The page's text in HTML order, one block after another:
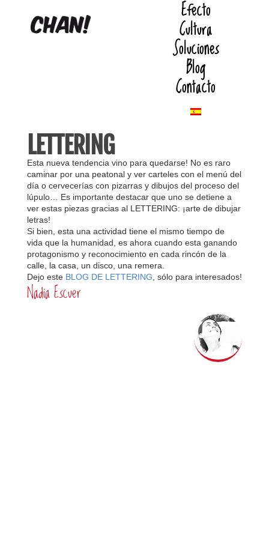
Efecto
Cultura
Soluciones
Blog
Contacto
LETTERING
Esta nueva tendencia vino para quedarse! No es raro
caminar por una peatonal y ver carteles con el menú del
día o cervecerías con pizarras y dibujos del proceso del
lúpulo… Es importante destacar que uno se detiene a
ver estas piezas gracias al LETTERING: ¡arte de dibujar
letras!
Si bien, esta una actividad tiene el mismo tiempo de
vida que la humanidad, es ahora cuando esta ganando
protagonismo y reconocimiento en cada rincón de la
calle, la casa, un disco, una remera.
Dejo este BLOG DE LETTERING , sólo para interesados!
Nadia Escuer